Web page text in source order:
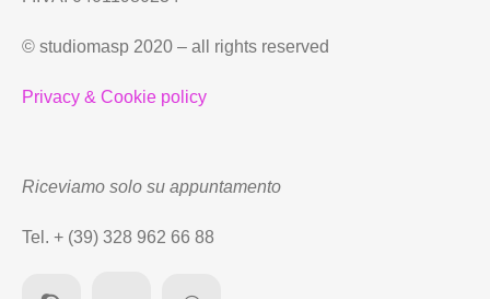
© studiomasp 2020 – all rights reserved
Privacy & Cookie policy
Riceviamo solo su appuntamento
Tel. + (39) 328 962 66 88